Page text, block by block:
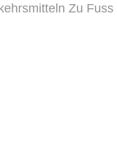
Zu Fuss